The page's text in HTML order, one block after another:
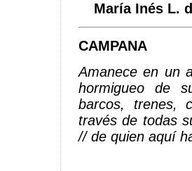
María Inés L.
CAMPANA
Amanece en un
hormigueo de
barcos, trenes,
través de todas
// de quien aquí